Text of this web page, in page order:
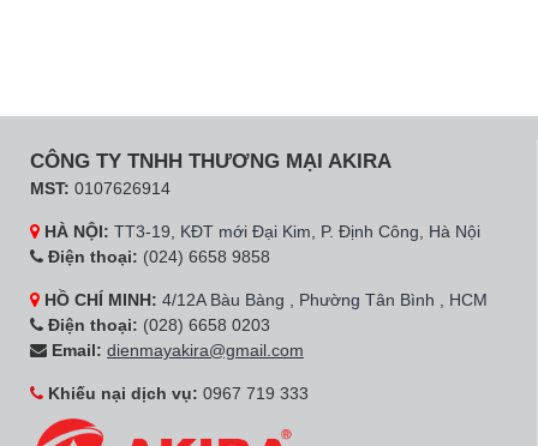
CÔNG TY TNHH THƯƠNG MẠI AKIRA
MST: 0107626914
HÀ NỘI: TT3-19, KĐT mới Đại Kim, P. Định Công, Hà Nội
Điện thoại: (024) 6658 9858
HỒ CHÍ MINH: 4/12A Bàu Bàng , Phường Tân Bình , HCM
Điện thoại: (028) 6658 0203
Email: dienmayakira@gmail.com
Khiếu nại dịch vụ: 0967 719 333